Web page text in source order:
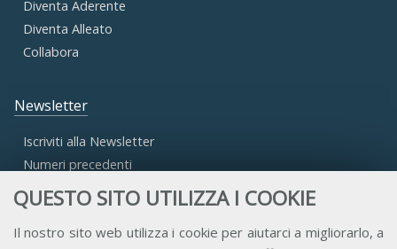
QUESTO SITO UTILIZZA I COOKIE
Il nostro sito web utilizza i cookie per aiutarci a migliorarlo, a
Diventa Aderente
Diventa Alleato
Collabora
Newsletter
Iscriviti alla Newsletter
Numeri precedenti